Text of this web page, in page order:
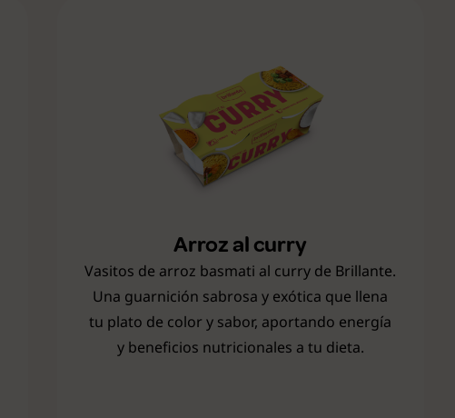
Arroz al curry
Vasitos de arroz basmati al curry de Brillante.
Una guarnición sabrosa y exótica que llena
tu plato de color y sabor, aportando energía
y beneficios nutricionales a tu dieta.